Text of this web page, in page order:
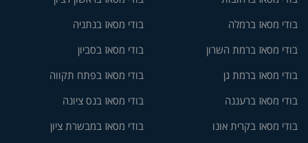
בודי מסאז ברמלה
בודי מסאז ברמת השרון
בודי מסאז ברמת גן
בודי מסאז ברעננה
בודי מסאז בקרית אונו
בודי מסאז בנתניה
בודי מסאז בסביון
בודי מסאז בפתח תקווה
בודי מסאז בנס ציונה
בודי מסאז במבשרת ציון